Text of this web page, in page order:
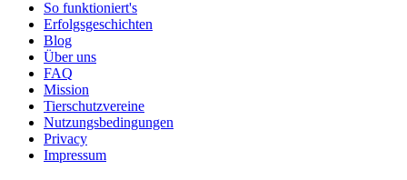
So funktioniert's
Erfolgsgeschichten
Blog
Über uns
FAQ
Mission
Tierschutzvereine
Nutzungsbedingungen
Privacy
Impressum